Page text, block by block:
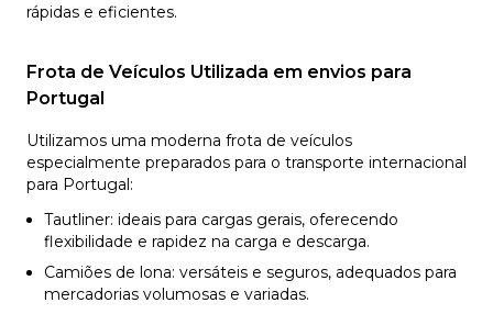
rápidas e eficientes.
Frota de Veículos Utilizada em envios para
Portugal
Utilizamos uma moderna frota de veículos
especialmente preparados para o transporte internacional
para Portugal:
Tautliner: ideais para cargas gerais, oferecendo
flexibilidade e rapidez na carga e descarga.
Camiões de lona: versáteis e seguros, adequados para
mercadorias volumosas e variadas.